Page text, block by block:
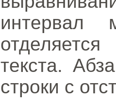
текста.
строки с